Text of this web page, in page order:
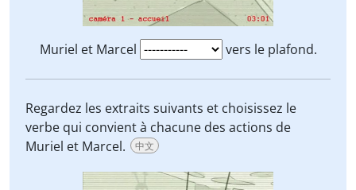
Muriel et Marcel vers le plafond.
Regardez les extraits suivants et choisissez le
verbe qui convient à chacune des actions de
Muriel et Marcel.
中文
Video